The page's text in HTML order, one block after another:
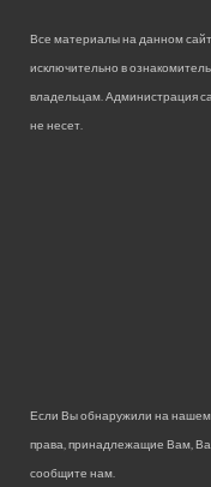
Все материалы на данном
исключительно в
владельцам. Администрация
не несет.
Если Вы обнаружили на нашем
права, принадлежащие Вам,
сообщите нам.